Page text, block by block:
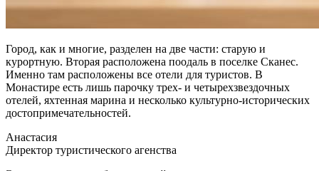
Город, как и многие, разделен на две части: старую и
курортную. Вторая расположена поодаль в поселке Сканес.
Именно там расположены все отели для туристов. В
Монастире есть лишь парочку трех- и четырехзвездочных
отелей, яхтенная марина и несколько культурно-исторических
достопримечательностей.
Анастасия
Директор туристического агенства